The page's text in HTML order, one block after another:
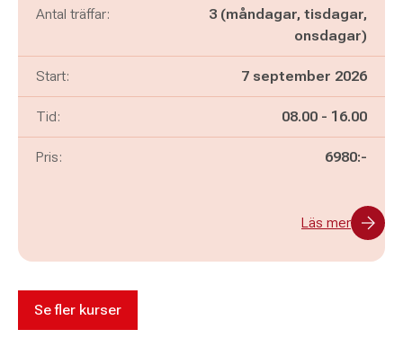
Antal träffar:
3 (måndagar, tisdagar,
onsdagar)
Start: 7 september 2026
Tid: Pågår mellan
08.00 - och
16.00
Pris: 6980:-
Läs mer
Se fler kurser